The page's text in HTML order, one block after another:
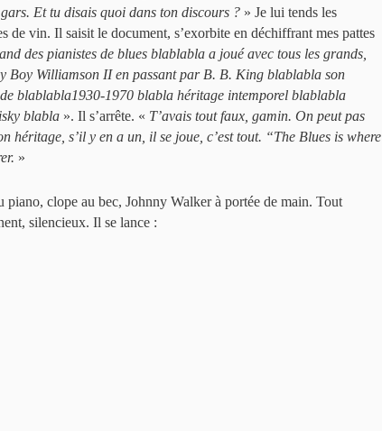
Et tu disais quoi dans ton discours ? » Je lui tends les
de vin. Il saisit le document, s’exorbite en déchiffrant mes pattes
des pianistes de blues blablabla a joué avec tous les grands,
Boy Williamson II en passant par B. B. King blablabla son
blablabla1930-1970 blabla héritage intemporel blablabla
blabla ». Il s’arrête. « T’avais tout faux, gamin. On peut pas
héritage, s’il y en a un, il se joue, c’est tout. “The Blues is where
»
piano, clope au bec, Johnny Walker à portée de main. Tout
silencieux. Il se lance :